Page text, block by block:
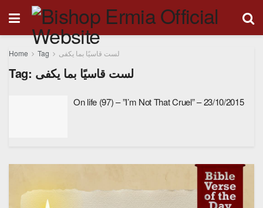
Home Tag لست قاسيًا بما يكفى
Tag: لست قاسيًا بما يكفى
On life (97) – ”I’m Not That Cruel” – 23/10/2015